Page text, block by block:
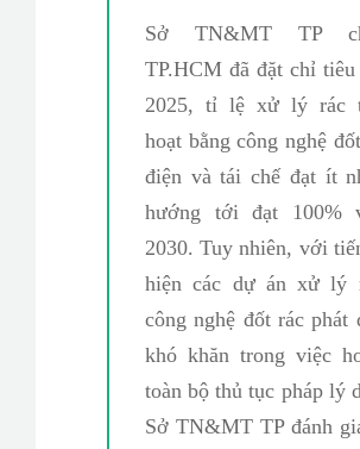
Sở TN&MT TP
TP.HCM đã đặt chỉ tiêu
2025, tỉ lệ xử lý rác
hoạt bằng công nghệ
điện và tái chế đạt ít
hướng tới đạt 100%
2030. Tuy nhiên, với
hiện các dự án xử lý
công nghệ đốt rác phát
khó khăn trong việc
toàn bộ thủ tục pháp lý
Sở TN&MT TP đánh